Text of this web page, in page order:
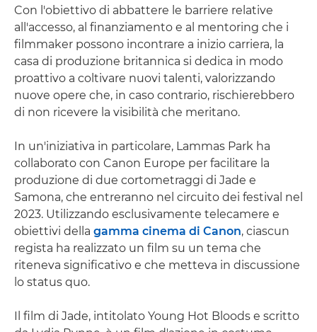
Con l'obiettivo di abbattere le barriere relative
all'accesso, al finanziamento e al mentoring che i
filmmaker possono incontrare a inizio carriera, la
casa di produzione britannica si dedica in modo
proattivo a coltivare nuovi talenti, valorizzando
nuove opere che, in caso contrario, rischierebbero
di non ricevere la visibilità che meritano.
In un'iniziativa in particolare, Lammas Park ha
collaborato con Canon Europe per facilitare la
produzione di due cortometraggi di Jade e
Samona, che entreranno nel circuito dei festival nel
2023. Utilizzando esclusivamente telecamere e
obiettivi della gamma cinema di Canon, ciascun
regista ha realizzato un film su un tema che
riteneva significativo e che metteva in discussione
lo status quo.
Il film di Jade, intitolato Young Hot Bloods e scritto